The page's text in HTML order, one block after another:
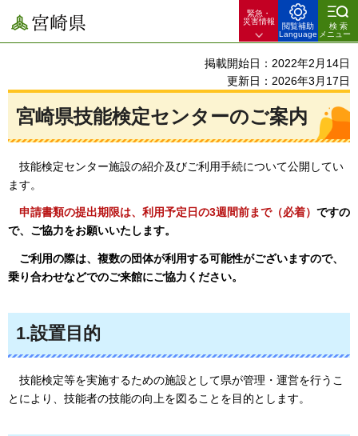
宮崎県
緊急・
災害情報
閲覧補助
Language
検索
メニュー
掲載開始日：2022年2月14日
更新日：2026年3月17日
宮崎県技能検定センターのご案内
技能検定センター施設の紹介及びご利用手続について公開してい
ます。
申請書類の提出期限は、利用予定日の3週間前まで（必着） ですの
で、ご協力をお願いいたします。
ご利用の際は、複数の団体が利用する可能性がございますので、
乗り合わせなどでのご来館にご協力ください。
1.設置目的
技能検定等を実施するための施設として県が管理・運営を行うこ
とにより、技能者の技能の向上を図ることを目的とします。